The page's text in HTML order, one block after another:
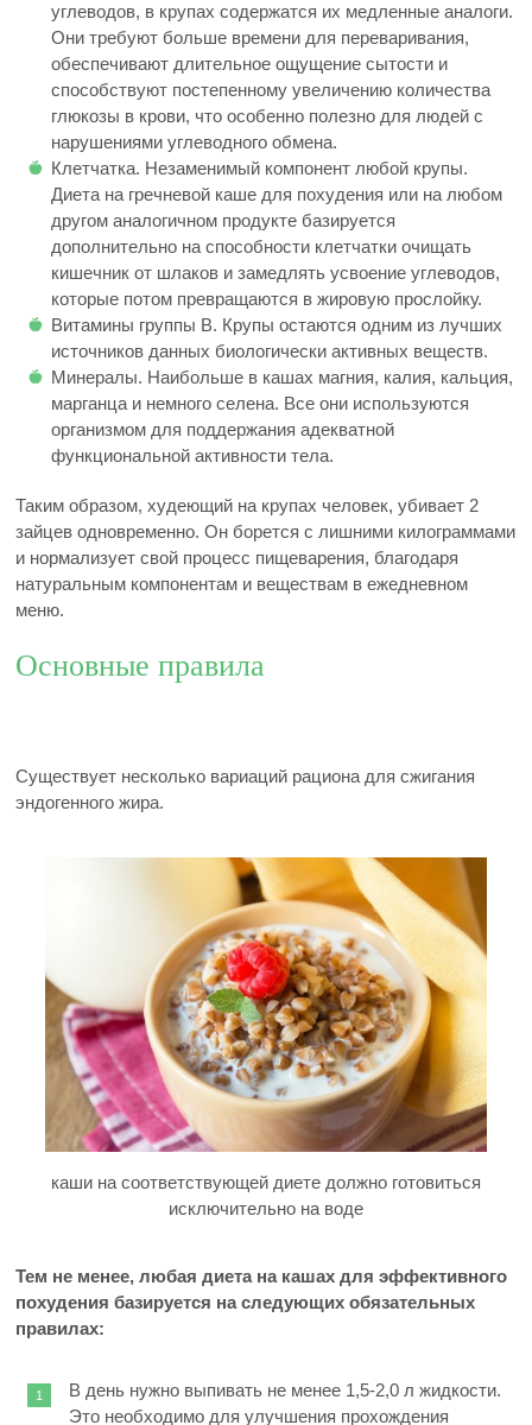
углеводов, в крупах содержатся их медленные аналоги.
Они требуют больше времени для переваривания,
обеспечивают длительное ощущение сытости и
способствуют постепенному увеличению количества
глюкозы в крови, что особенно полезно для людей с
нарушениями углеводного обмена.
Клетчатка. Незаменимый компонент любой крупы.
Диета на гречневой каше для похудения или на любом
другом аналогичном продукте базируется
дополнительно на способности клетчатки очищать
кишечник от шлаков и замедлять усвоение углеводов,
которые потом превращаются в жировую прослойку.
Витамины группы B. Крупы остаются одним из лучших
источников данных биологически активных веществ.
Минералы. Наибольше в кашах магния, калия, кальция,
марганца и немного селена. Все они используются
организмом для поддержания адекватной
функциональной активности тела.
Таким образом, худеющий на крупах человек, убивает 2
зайцев одновременно. Он борется с лишними килограммами
и нормализует свой процесс пищеварения, благодаря
натуральным компонентам и веществам в ежедневном
меню.
Основные правила
Существует несколько вариаций рациона для сжигания
эндогенного жира.
каши на соответствующей диете должно готовиться
исключительно на воде
Тем не менее, любая диета на кашах для эффективного
похудения базируется на следующих обязательных
правилах:
В день нужно выпивать не менее 1,5-2,0 л жидкости.
Это необходимо для улучшения прохождения